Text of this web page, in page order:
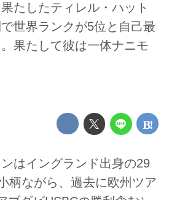
たしたティレル・ハット
世界ランクが5位と自己最
果たして彼は一体ナニモ
はイングランド出身の29
柄ながら、過去に欧州ツア